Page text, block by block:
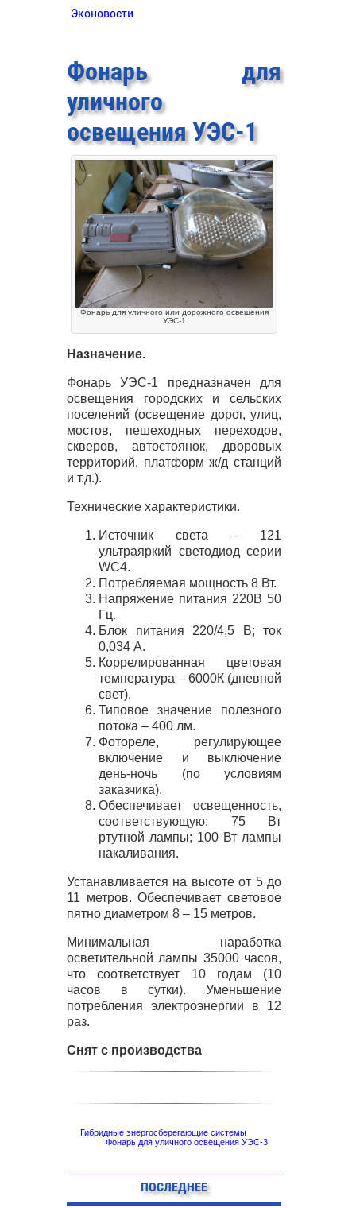
Эконовости
Фонарь для
уличного
освещения УЭС-1
Фонарь для уличного или дорожного освещения
УЭС-1
Назначение.
ФонарьУЭС-1 предназначен для
освещения городских и сельских
поселений (освещение дорог, улиц,
мостов, пешеходных переходов,
скверов, автостоянок, дворовых
территорий, платформ ж/д станций
и т.д.).
Технические характеристики.
Источник света – 121
ультраяркий светодиод серии
WC4.
Потребляемая мощность 8 Вт.
Напряжение питания 220В 50
Гц.
Блок питания 220/4,5 В; ток
0,034 А.
Коррелированная цветовая
температура – 6000К (дневной
свет).
Типовое значение полезного
потока – 400 лм.
Фотореле, регулирующее
включение и выключение
день-ночь (по условиям
заказчика).
Обеспечивает освещенность,
соответствующую: 75 Вт
ртутной лампы; 100 Вт лампы
накаливания.
Устанавливается на высоте от 5 до
11 метров. Обеспечивает световое
пятно диаметром 8 – 15 метров.
Минимальная наработка
осветительной лампы 35000 часов,
что соответствует 10 годам (10
часов в сутки). Уменьшение
потребления электроэнергии в 12
раз.
Снят с производства
Гибридные энергосберегающие системы
Фонарь для уличного освещения УЭС-3
ПОСЛЕДНЕЕ